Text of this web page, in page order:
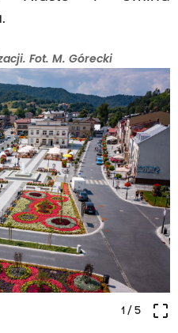
Fot. M. Górecki
crop_free
1/ 5